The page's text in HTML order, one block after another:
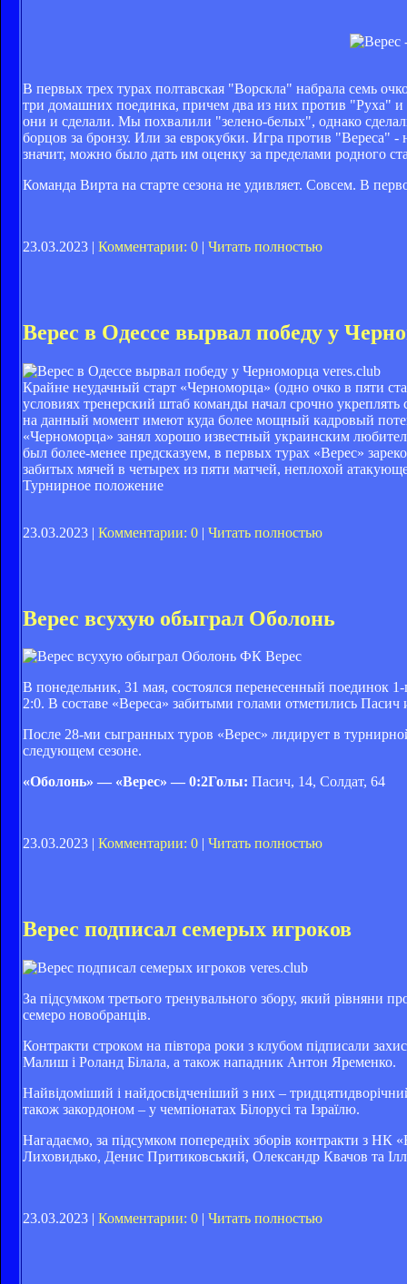
В первых трех турах полтавская "Ворскла" набрала семь
три домашних поединка, причем два из них против "Руха"
они и сделали. Мы похвалили "зелено-белых", однако
борцов за бронзу. Или за еврокубки. Игра против "Вереса"
значит, можно было дать им оценку за пределами родного
Команда Вирта на старте сезона не удивляет. Совсем. В
23.03.2023 | Комментарии: 0 | Читать полностью
Верес в Одессе вырвал победу у
veres.club
Крайне неудачный старт «Черноморца» (одно очко в пяти
условиях тренерский штаб команды начал срочно
на данный момент имеют куда более мощный кадровый
«Черноморца» занял хорошо известный украинским
был более-менее предсказуем, в первых турах «Верес»
забитых мячей в четырех из пяти матчей, неплохой
Турнирное положение
23.03.2023 | Комментарии: 0 | Читать полностью
Верес всухую обыграл Оболонь
ФК Верес
В понедельник, 31 мая, состоялся перенесенный поединок
2:0. В составе «Вереса» забитыми голами отметились Пасич
После 28-ми сыгранных туров «Верес» лидирует в
следующем сезоне.
«Оболонь» — «Верес» — 0:2Голы: Пасич, 14, Солдат, 64
23.03.2023 | Комментарии: 0 Читать полностью
Верес подписал семерых игроков
veres.club
За підсумком третього тренувального збору, який рівняни
семеро новобранців.
Контракти строком на півтора роки з клубом підписали
Малиш і Роланд Білала, а також нападник Антон Яременко.
Найвідоміший і найдосвідченіший з них –
також закордоном – у чемпіонатах Білорусі та Ізраїлю.
Нагадаємо, за підсумком попередніх зборів контракти з НК
Лиховидько, Денис Притиковський, Олександр Квачов та
23.03.2023 | Комментарии: 0 | Читать полностью